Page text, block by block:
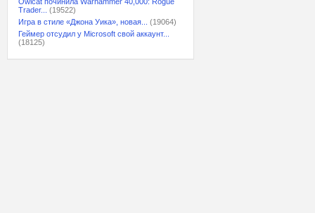
Trader...
(19522)
Игра в стиле «Джона Уика», новая...
(19064)
Геймер отсудил у Microsoft свой аккаунт...
(18125)